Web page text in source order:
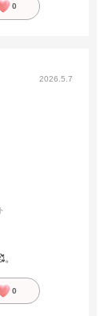
0
2026.5.7
す🥰。
0